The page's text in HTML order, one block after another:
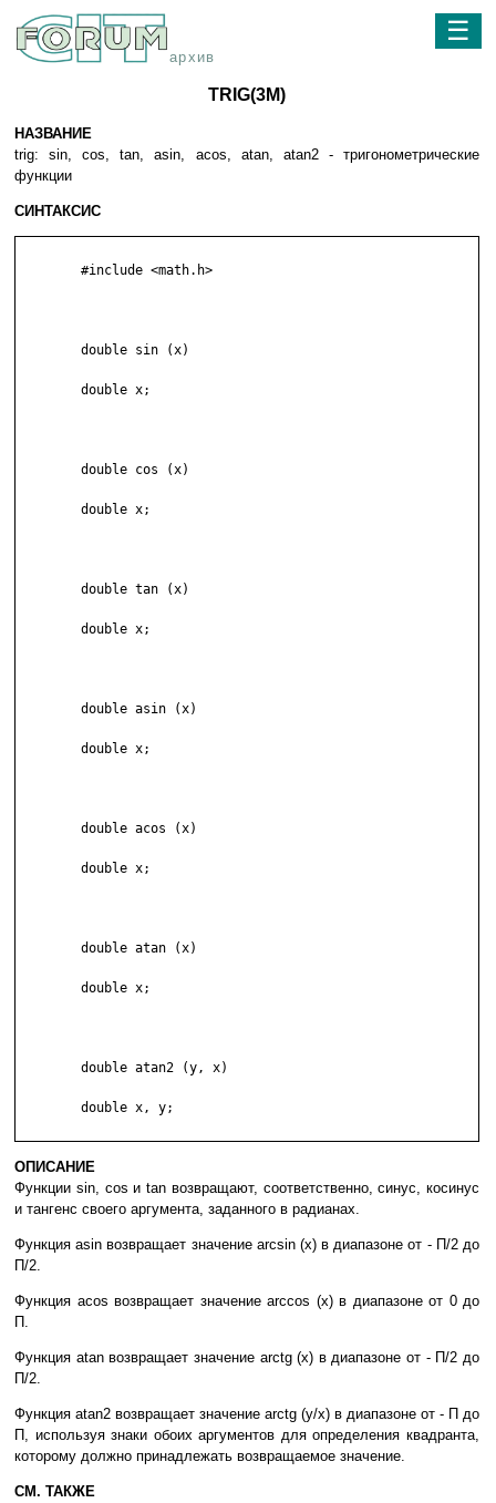
архив
☰
TRIG(3M)
НАЗВАНИЕ
trig: sin, cos, tan, asin, acos, atan, atan2 - тригонометрические
функции
СИНТАКСИС
ОПИСАНИЕ
Функции sin, cos и tan возвращают, соответственно, синус, косинус
и тангенс своего аргумента, заданного в радианах.
Функция asin возвращает значение arcsin (x) в диапазоне от - П/2 до
П/2.
Функция acos возвращает значение arccos (x) в диапазоне от 0 до
П.
Функция atan возвращает значение arctg (x) в диапазоне от - П/2 до
П/2.
Функция atan2 возвращает значение arctg (y/x) в диапазоне от - П до
П, используя знаки обоих аргументов для определения квадранта,
которому должно принадлежать возвращаемое значение.
СМ. ТАКЖЕ